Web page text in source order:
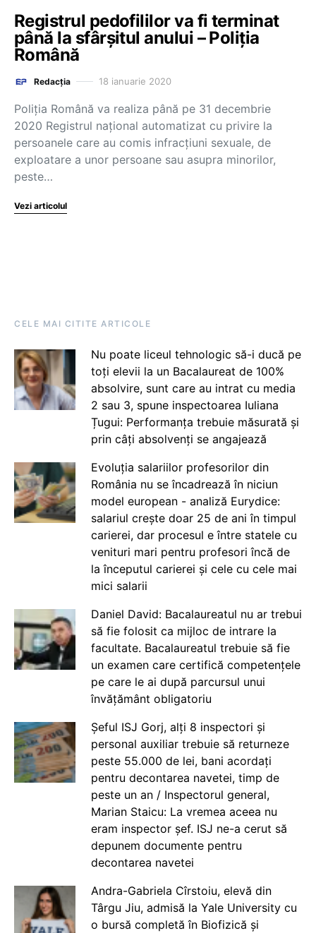
Registrul pedofililor va fi terminat
până la sfârşitul anului – Poliția
Română
Redacția 18 ianuarie 2020
Poliţia Română va realiza până pe 31 decembrie
2020 Registrul naţional automatizat cu privire la
persoanele care au comis infracţiuni sexuale, de
exploatare a unor persoane sau asupra minorilor,
peste…
Vezi articolul
CELE MAI CITITE ARTICOLE
Nu poate liceul tehnologic să-i ducă pe
toți elevii la un Bacalaureat de 100%
absolvire, sunt care au intrat cu media
2 sau 3, spune inspectoarea Iuliana
Țugui: Performanța trebuie măsurată și
prin câți absolvenți se angajează
Evoluția salariilor profesorilor din
România nu se încadrează în niciun
model european - analiză Eurydice:
salariul crește doar 25 de ani în timpul
carierei, dar procesul e între statele cu
venituri mari pentru profesori încă de
la începutul carierei și cele cu cele mai
mici salarii
Daniel David: Bacalaureatul nu ar trebui
să fie folosit ca mijloc de intrare la
facultate. Bacalaureatul trebuie să fie
un examen care certifică competențele
pe care le ai după parcursul unui
învățământ obligatoriu
Șeful ISJ Gorj, alți 8 inspectori și
personal auxiliar trebuie să returneze
peste 55.000 de lei, bani acordați
pentru decontarea navetei, timp de
peste un an / Inspectorul general,
Marian Staicu: La vremea aceea nu
eram inspector șef. ISJ ne-a cerut să
depunem documente pentru
decontarea navetei
Andra-Gabriela Cîrstoiu, elevă din
Târgu Jiu, admisă la Yale University cu
o bursă completă în Biofizică și